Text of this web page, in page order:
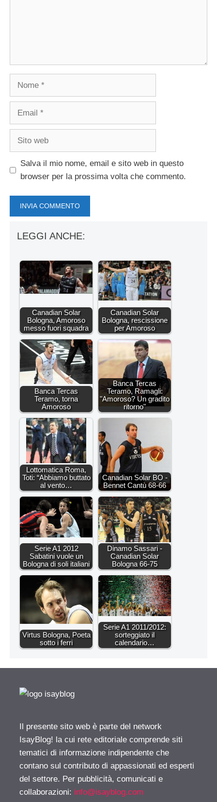
Nome
Email
Sito
Salva il mio nome, email e sito web in questo
browser per la prossima volta che commento.
LEGGI ANCHE:
Canadian Solar
Bologna, Amoroso
messo fuori squadra
Canadian Solar
Bologna, rescissione
per Amoroso
Banca Tercas
Teramo, torna
Amoroso
Banca Tercas
Teramo, Ramagli:
"Amoroso? Un gradito
ritorno"
Lottomatica Roma,
Toti: “Abbiamo buttato
al vento…
Canadian Solar BO -
Bennet Cantù 68-66
Serie A1 2012
Sabatini vuole un
Bologna di soli italiani
Dinamo Sassari -
Canadian Solar
Bologna 66-75
Virtus Bologna, Poeta
sotto i ferri
Serie A1 2011/2012:
sorteggiato il
calendario…
Il presente sito web è parte del network
IsayBlog! la cui rete editoriale comprende siti
tematici di informazione indipendente che
contano sul contributo di appassionati ed esperti
del settore. Per pubblicità, comunicati e
collaborazioni: info@isayblog.com